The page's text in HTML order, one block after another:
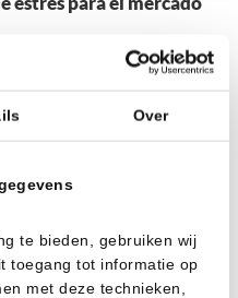
Over
te bieden, gebruiken wij
toegang tot informatie op
met deze technieken,
cayó por primera vez
los 90,000 dólares.
de
los mercados de capitales
de los compradores
los precios actuales del